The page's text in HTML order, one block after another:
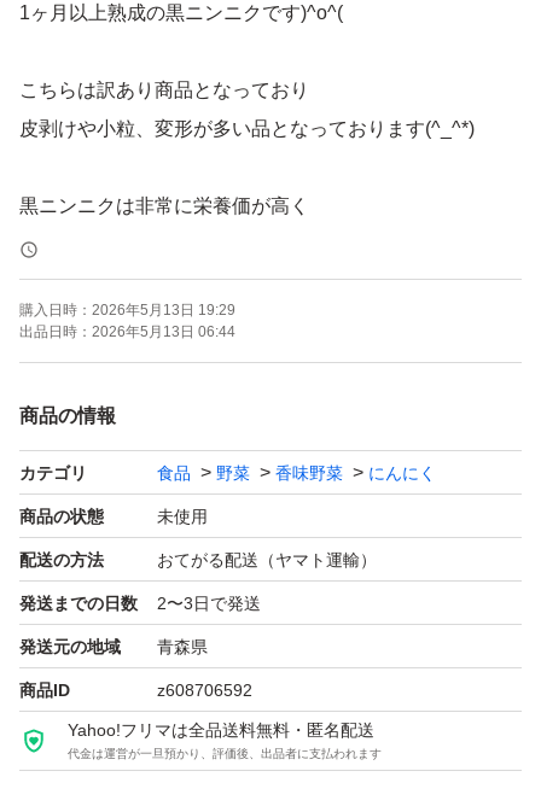
1ヶ月以上熟成の黒ニンニクです)^o^(
こちらは訳あり商品となっており
皮剥けや小粒、変形が多い品となっております(^_^*)
黒ニンニクは非常に栄養価が高く
1日1〜2片を継続的に食べることによって
様々な効果が期待される健康食品です♪
また青森県産の良質な福地ホワイト六片を使用し
[名称]
黒にんにく
[原材料名]
青森県産福地ホワイト六片
[内容量]
500g
購入日時： 2026年5月13日 19:29
出品日時： 2026年5月13日 06:44
商品の情報
カテゴリ 食品 野菜 香味野菜 にんにく
商品の状態 未使用
配送の方法 おてがる配送（ヤマト運輸）
発送までの日数 2〜3日で発送
発送元の地域 青森県
商品ID z608706592
Yahoo!フリマは全品送料無料・匿名配送
代金は運営が一旦預かり、評価後、出品者に支払われます